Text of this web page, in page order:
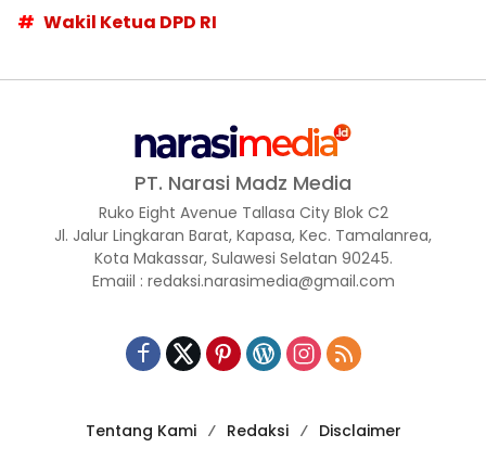
Wakil Ketua DPD RI
PT. Narasi Madz Media
Ruko Eight Avenue Tallasa City Blok C2
Jl. Jalur Lingkaran Barat, Kapasa, Kec. Tamalanrea,
Kota Makassar, Sulawesi Selatan 90245.
Emaiil : redaksi.narasimedia@gmail.com
Tentang Kami Redaksi Disclaimer